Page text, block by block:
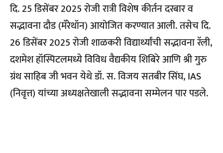
दि. 25 डिसेंबर 2025 रोजी रात्री विशेष कीर्तन दरबार व
सद्भावना दौड (मॅरेथॉन) आयोजित करण्यात आली. तसेच दि.
26 डिसेंबर 2025 रोजी शाळकरी विद्यार्थ्यांची सद्भावना रॅली,
दशमेश हॉस्पिटलमध्ये विविध वैद्यकीय शिबिरे आणि श्री गुरु
ग्रंथ साहिब जी भवन येथे डॉ. स. विजय सतबीर सिंघ, IAS
(निवृत्त) यांच्या अध्यक्षतेखाली सद्भावना सम्मेलन पार पडले.